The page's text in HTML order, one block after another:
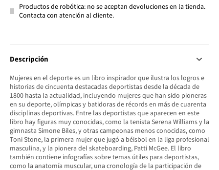
Productos de robótica: no se aceptan devoluciones en la tienda.
Contacta con atención al cliente.
Descripción
Mujeres en el deporte es un libro inspirador que ilustra los logros e
historias de cincuenta destacadas deportistas desde la década de
1800 hasta la actualidad, incluyendo mujeres que han sido pioneras
en su deporte, olímpicas y batidoras de récords en más de cuarenta
disciplinas deportivas. Entre las deportistas que aparecen en este
libro hay figuras muy conocidas, como la tenista Serena Williams y la
gimnasta Simone Biles, y otras campeonas menos conocidas, como
Toni Stone, la primera mujer que jugó a béisbol en la liga profesional
masculina, y la pionera del skateboarding, Patti McGee. El libro
también contiene infografías sobre temas útiles para deportistas,
como la anatomía muscular, una cronología de la participación de